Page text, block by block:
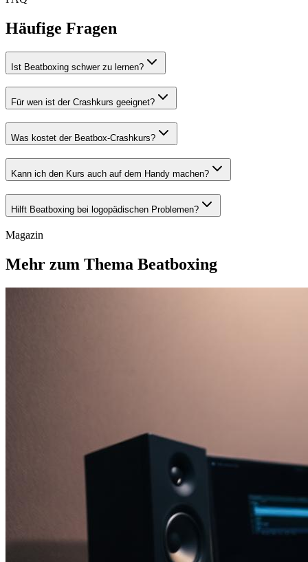
Häufige Fragen
Ist Beatboxing schwer zu lernen?
Für wen ist der Crashkurs geeignet?
Was kostet der Beatbox-Crashkurs?
Kann ich den Kurs auch auf dem Handy machen?
Hilft Beatboxing bei logopädischen Problemen?
Magazin
Mehr zum Thema Beatboxing